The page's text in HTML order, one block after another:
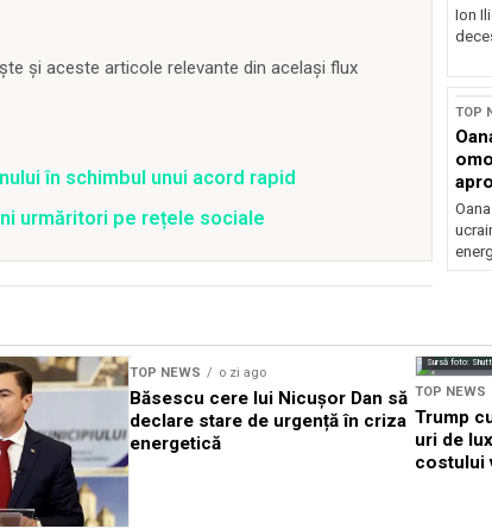
și aceste articole relevante din același flux
în schimbul unui acord rapid
urmăritori pe rețele sociale
Ion
TOP
TOP NEWS o zi ago
Băsescu cere lui Nicușor Dan să
declare stare de urgență în criza
energetică
Sursă foto:
TOP NEWS
Trump
uri de
costului